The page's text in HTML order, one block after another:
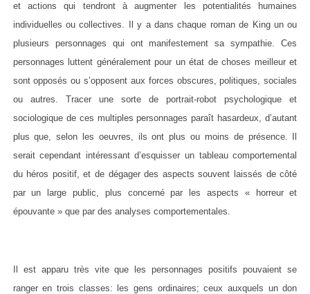
et actions qui tendront à augmenter les potentialités humaines
individuelles ou collectives. Il y a dans chaque roman de King un ou
plusieurs personnages qui ont manifestement sa sympathie. Ces
personnages luttent généralement pour un état de choses meilleur et
sont opposés ou s’opposent aux forces obscures, politiques, sociales
ou autres. Tracer une sorte de portrait-robot psychologique et
sociologique de ces multiples personnages paraît hasardeux, d’autant
plus que, selon les oeuvres, ils ont plus ou moins de présence. Il
serait cependant intéressant d’esquisser un tableau comportemental
du héros positif, et de dégager des aspects souvent laissés de côté
par un large public, plus concerné par les aspects « horreur et
épouvante » que par des analyses comportementales.
Il est apparu très vite que les personnages positifs pouvaient se
ranger en trois classes: les gens ordinaires; ceux auxquels un don